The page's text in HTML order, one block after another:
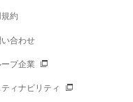
約
い合わせ
ープ企業
ィナビリティ